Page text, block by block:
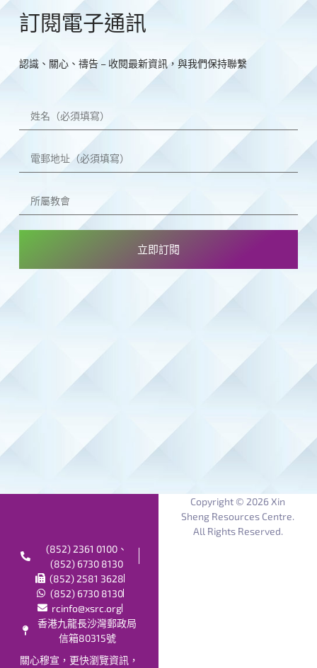
訂閱電子通訊
認識、關心、禱告 – 收閱最新資訊，與我們保持聯繫
立即訂閱
Copyright © 2026 Xin
Sheng Resources Centre.
All Rights Reserved.
(852) 2361 0100、
(852) 6730 8130
(852) 2581 3628
(852) 6730 8130
rcinfo@xsrc.org
香港九龍長沙灣郵政局
信箱80315號
關心穆宣，更快瀏覽資訊，